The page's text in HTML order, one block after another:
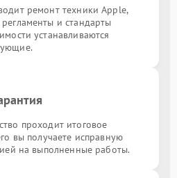
ремонт техники Apple,
и стандарты
устанавливаются
проходит итоговое
вы получаете исправную
на выполненные работы.